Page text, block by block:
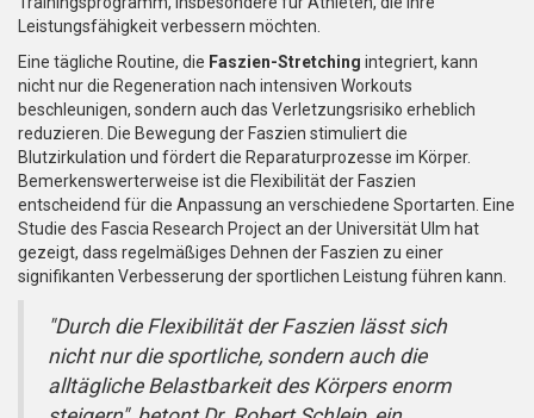
Leistungsfähigkeit verbessern möchten.
Eine tägliche Routine, die Faszien-Stretching integriert, kann
nicht nur die Regeneration nach intensiven Workouts
beschleunigen, sondern auch das Verletzungsrisiko erheblich
reduzieren. Die Bewegung der Faszien stimuliert die
Blutzirkulation und fördert die Reparaturprozesse im Körper.
Bemerkenswerterweise ist die Flexibilität der Faszien
entscheidend für die Anpassung an verschiedene Sportarten. Eine
Studie des Fascia Research Project an der Universität Ulm hat
gezeigt, dass regelmäßiges Dehnen der Faszien zu einer
signifikanten Verbesserung der sportlichen Leistung führen kann.
"Durch die Flexibilität der Faszien lässt sich
nicht nur die sportliche, sondern auch die
alltägliche Belastbarkeit des Körpers enorm